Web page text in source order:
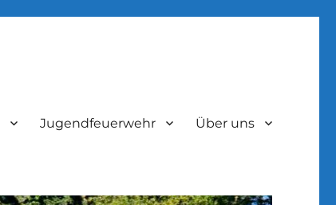
Jugendfeuerwehr Über uns